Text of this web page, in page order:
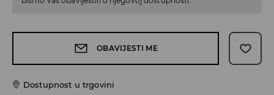
OBAVIJESTI ME
Dostupnost u trgovini